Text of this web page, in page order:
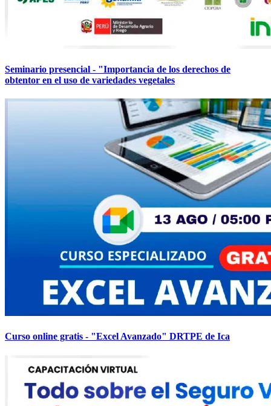
Seminario presencial - "Importancia de los derechos de
obtentor en el uso de variedades vegetales
Curso online gratis - "Excel Avanzado" DRTPE de Ica